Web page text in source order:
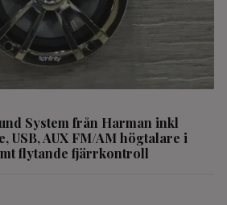
System från Harman inkl
USB, AUX FM/AM högtalare i
flytande fjärrkontroll